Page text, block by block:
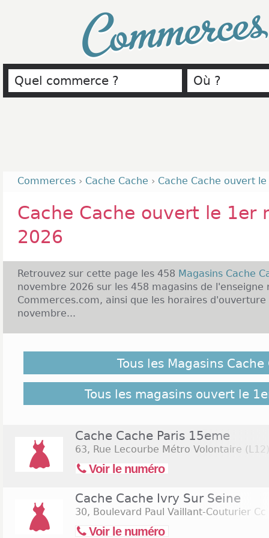
Commerces › Cache Cache › Cache Cache ouvert
Cache Cache ouvert le 1er
2026
Retrouvez sur cette page les 458 Magasins Cache
novembre 2026 sur les 458 magasins de l'enseigne
Commerces.com, ainsi que les horaires d'ouverture
novembre...
1er novembre 2026 ne soient pas répertoriés ici,
retrouver l'ensemble des magasins de l'enseigne
Commerces.com :458 Magasins Cache Cache
Tous les Magasins Cache
Tous les magasins ouvert le
Cache Cache Paris 15eme
63, Rue Lecourbe Métro Volontaire
Voir le numéro
Cache Cache Ivry Sur Seine
30, Boulevard Paul Vaillant-Couturier
Voir le numéro